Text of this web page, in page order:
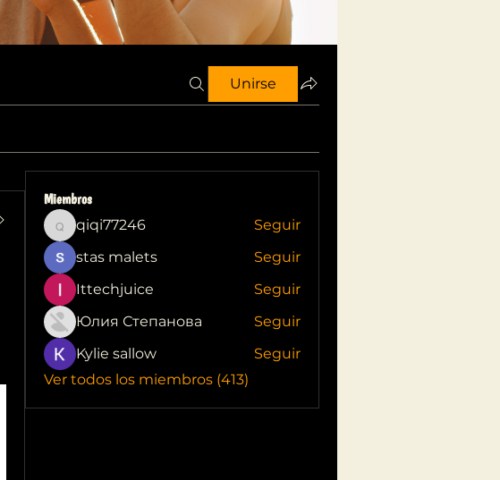
Unirse
Miembros
qiqi77246
qiqi77246
Seguir
stas malets
Seguir
Ittechjuice
Seguir
Юлия Степанова
Seguir
Kylie sallow
Seguir
Ver todos los miembros (413)